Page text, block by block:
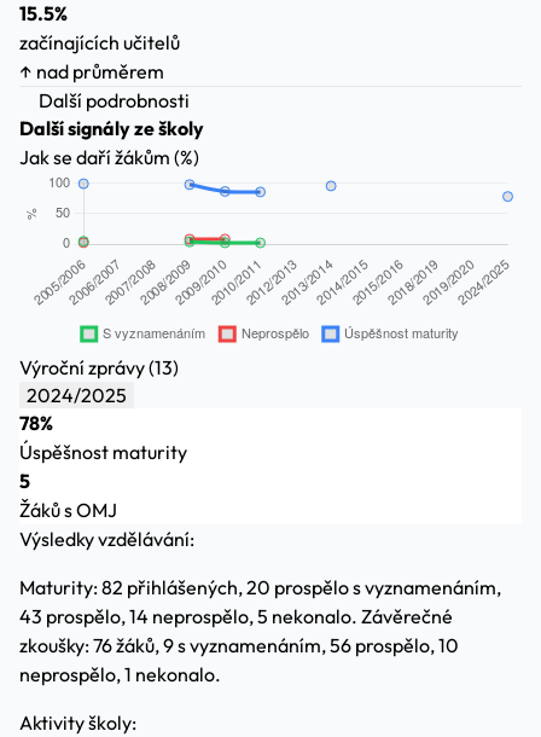
15.5%
začínajících učitelů
↑ nad průměrem
Další podrobnosti
Další signály ze školy
Jak se daří žákům (%)
Výroční zprávy (13)
2024/2025
78%
Úspěšnost maturity
5
Žáků s OMJ
Výsledky vzdělávání:
Maturity: 82 přihlášených, 20 prospělo s vyznamenáním,
43 prospělo, 14 neprospělo, 5 nekonalo. Závěrečné
zkoušky: 76 žáků, 9 s vyznamenáním, 56 prospělo, 10
neprospělo, 1 nekonalo.
Aktivity školy: